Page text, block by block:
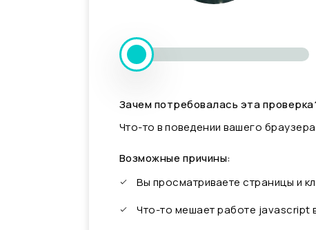
Зачем потребовалась эта
Что-то в поведении вашего
Возможные причины:
Вы просматриваете страницы и
Что-то мешает работе javascript